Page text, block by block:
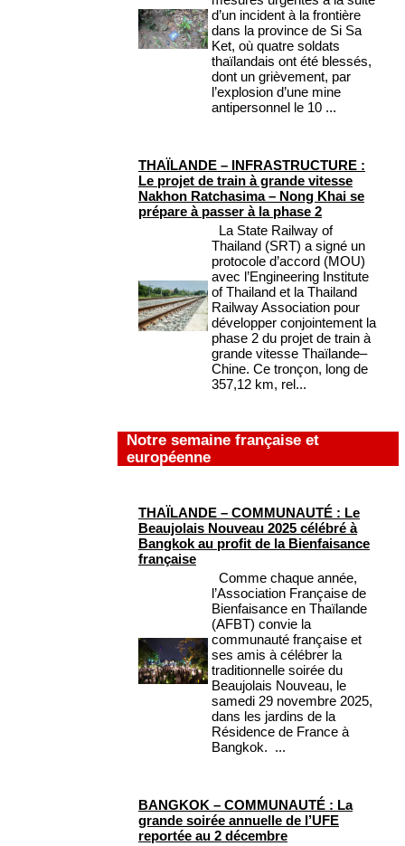
d’un incident à la frontière
dans la province de Si Sa
Ket, où quatre soldats
thaïlandais ont été blessés,
dont un grièvement, par
l’explosion d’une mine
antipersonnel le 10 ...
THAÏLANDE – INFRASTRUCTURE :
Le projet de train à grande vitesse
Nakhon Ratchasima – Nong Khai se
prépare à passer à la phase 2
La State Railway of
Thailand (SRT) a signé un
protocole d’accord (MOU)
avec l’Engineering Institute
of Thailand et la Thailand
Railway Association pour
développer conjointement la
phase 2 du projet de train à
grande vitesse Thaïlande–
Chine. Ce tronçon, long de
357,12 km, rel...
Notre semaine française et
européenne
THAÏLANDE – COMMUNAUTÉ : Le
Beaujolais Nouveau 2025 célébré à
Bangkok au profit de la Bienfaisance
française
Comme chaque année,
l’Association Française de
Bienfaisance en Thaïlande
(AFBT) convie la
communauté française et
ses amis à célébrer la
traditionnelle soirée du
Beaujolais Nouveau, le
samedi 29 novembre 2025,
dans les jardins de la
Résidence de France à
Bangkok. ...
BANGKOK – COMMUNAUTÉ : La
grande soirée annuelle de l’UFE
reportée au 2 décembre